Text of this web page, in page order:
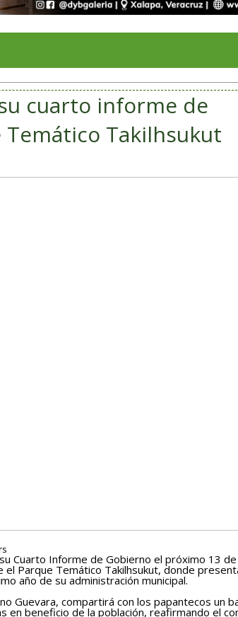
cuarto informe de
Takilhsukut
Cuarto Informe de Gobierno el próximo 13
el Parque Temático Takilhsukut, donde
año de su administración municipal.
Guevara, compartirá con los papantecos un
en beneficio de la población, reafirmando el